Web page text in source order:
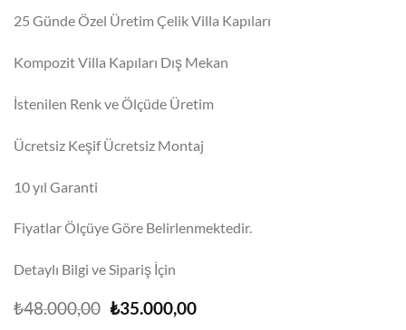
25 Günde Özel Üretim Çelik Villa Kapıları
Kompozit Villa Kapıları Dış Mekan
İstenilen Renk ve Ölçüde Üretim
Ücretsiz Keşif Ücretsiz Montaj
10 yıl Garanti
Fiyatlar Ölçüye Göre Belirlenmektedir.
Detaylı Bilgi ve Sipariş İçin
₺48.000,00 Orijinal
₺35.000,00Şu